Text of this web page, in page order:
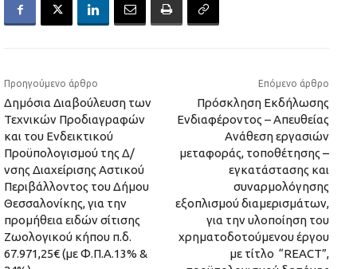
Προηγούμενο άρθρο
Δημόσια Διαβούλευση των
Τεχνικών Προδιαγραφών
και του Ενδεικτικού
Προϋπολογισμού της Δ/
νσης Διαχείρισης Αστικού
Περιβάλλοντος του Δήμου
Θεσσαλονίκης, για την
προμήθεια ειδών σίτισης
Ζωολογικού κήπου π.δ.
67.971,25€ (με Φ.Π.Α.13% &
Επόμενο άρθρο
Πρόσκληση Εκδήλωσης
Ενδιαφέροντος – Απευθείας
Ανάθεση εργασιών
μεταφοράς, τοποθέτησης –
εγκατάστασης και
συναρμολόγησης
εξοπλισμού διαμερισμάτων,
για την υλοποίηση του
χρηματοδοτούμενου έργου
με τίτλο “REACT”,